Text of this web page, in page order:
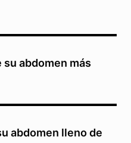
abdomen más
abdomen lleno de